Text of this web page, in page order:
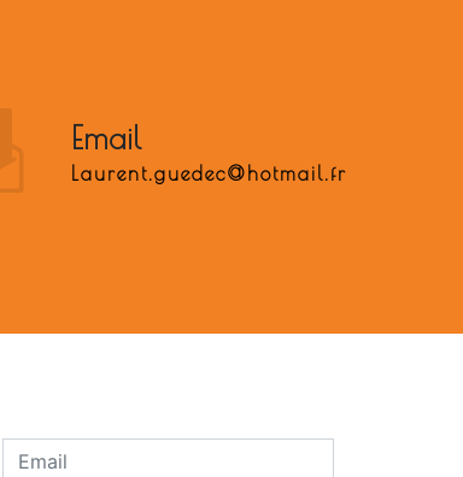
Email
laurent.guedec@hotmail.fr